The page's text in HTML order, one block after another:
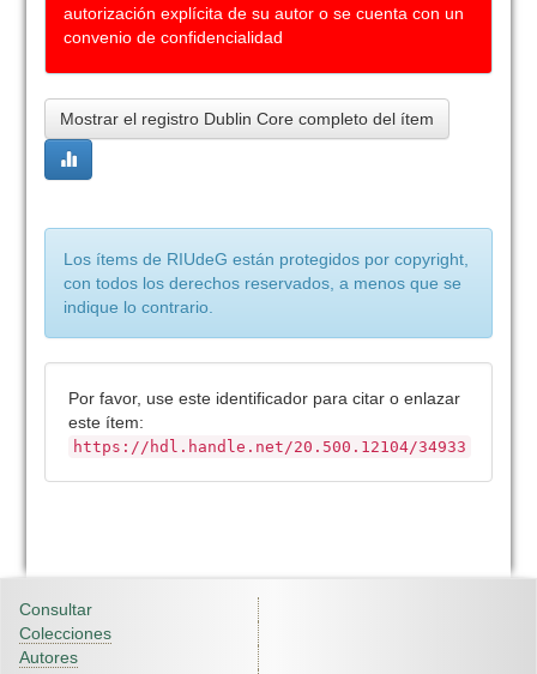
autorización explícita de su autor o se cuenta con un
convenio de confidencialidad
Mostrar el registro Dublin Core completo del ítem
Los ítems de RIUdeG están protegidos por copyright,
con todos los derechos reservados, a menos que se
indique lo contrario.
Por favor, use este identificador para citar o enlazar
este ítem:
https://hdl.handle.net/20.500.12104/34933
Consultar
Colecciones
Autores